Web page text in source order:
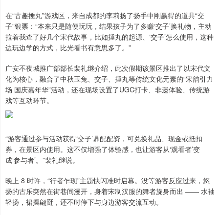
在“古趣捶丸”游戏区，来自成都的李莉扬了扬手中刚赢得的道具“交
子”银票：“本来只是随便玩玩，结果孩子为了多赚‘交子’换礼物，主动
拉着我查了好几个宋代故事，比如捶丸的起源、‘交子’怎么使用，这种
边玩边学的方式，比光看书有意思多了。”
广安不夜城推广部部长裴礼继介绍，此次假期该景区推出了以宋代文
化为核心，融合了中秋玉兔、交子、捶丸等传统文化元素的“宋韵引力
场 国庆嘉年华”活动，还在现场设置了UGC打卡、非遗体验、传统游
戏等互动环节。
“游客通过参与活动获得‘交子’鼎配配资，可兑换礼品、现金或抵扣
券，在景区内使用。这不仅增强了体验感，也让游客从‘观看者’变
成‘参与者’。”裴礼继说。
晚上 8 时许，“行者乍现”主题快闪准时启幕。没等游客反应过来，悠
扬的古乐突然在街巷间漫开，身着宋制汉服的舞者旋身而出 —— 水袖
轻扬，裙摆翩跹，还不时停下与身边游客交流互动。